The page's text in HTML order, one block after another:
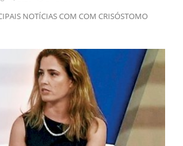
NOTÍCIAS COM COM CRISÓSTOMO